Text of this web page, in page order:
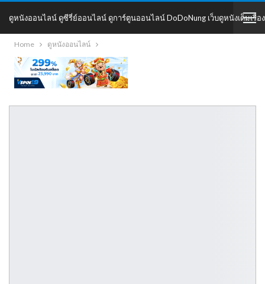
ดูหนังออนไลน์ ดูซีรี่ย์ออนไลน์ ดูการ์ตูนออนไลน์ DoDoNung เว็บดูหนังเต็มเรื่อง
DoDoNung
Home ดูหนังออนไลน์